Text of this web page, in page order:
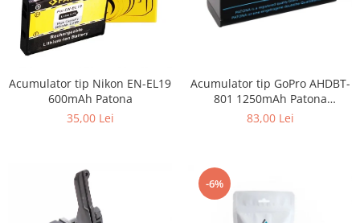
Acumulator tip Nikon EN-EL19
600mAh Patona
35,00 Lei
Acumulator tip GoPro AHDBT-
801 1250mAh Patona
Platinum
83,00 Lei
-6%